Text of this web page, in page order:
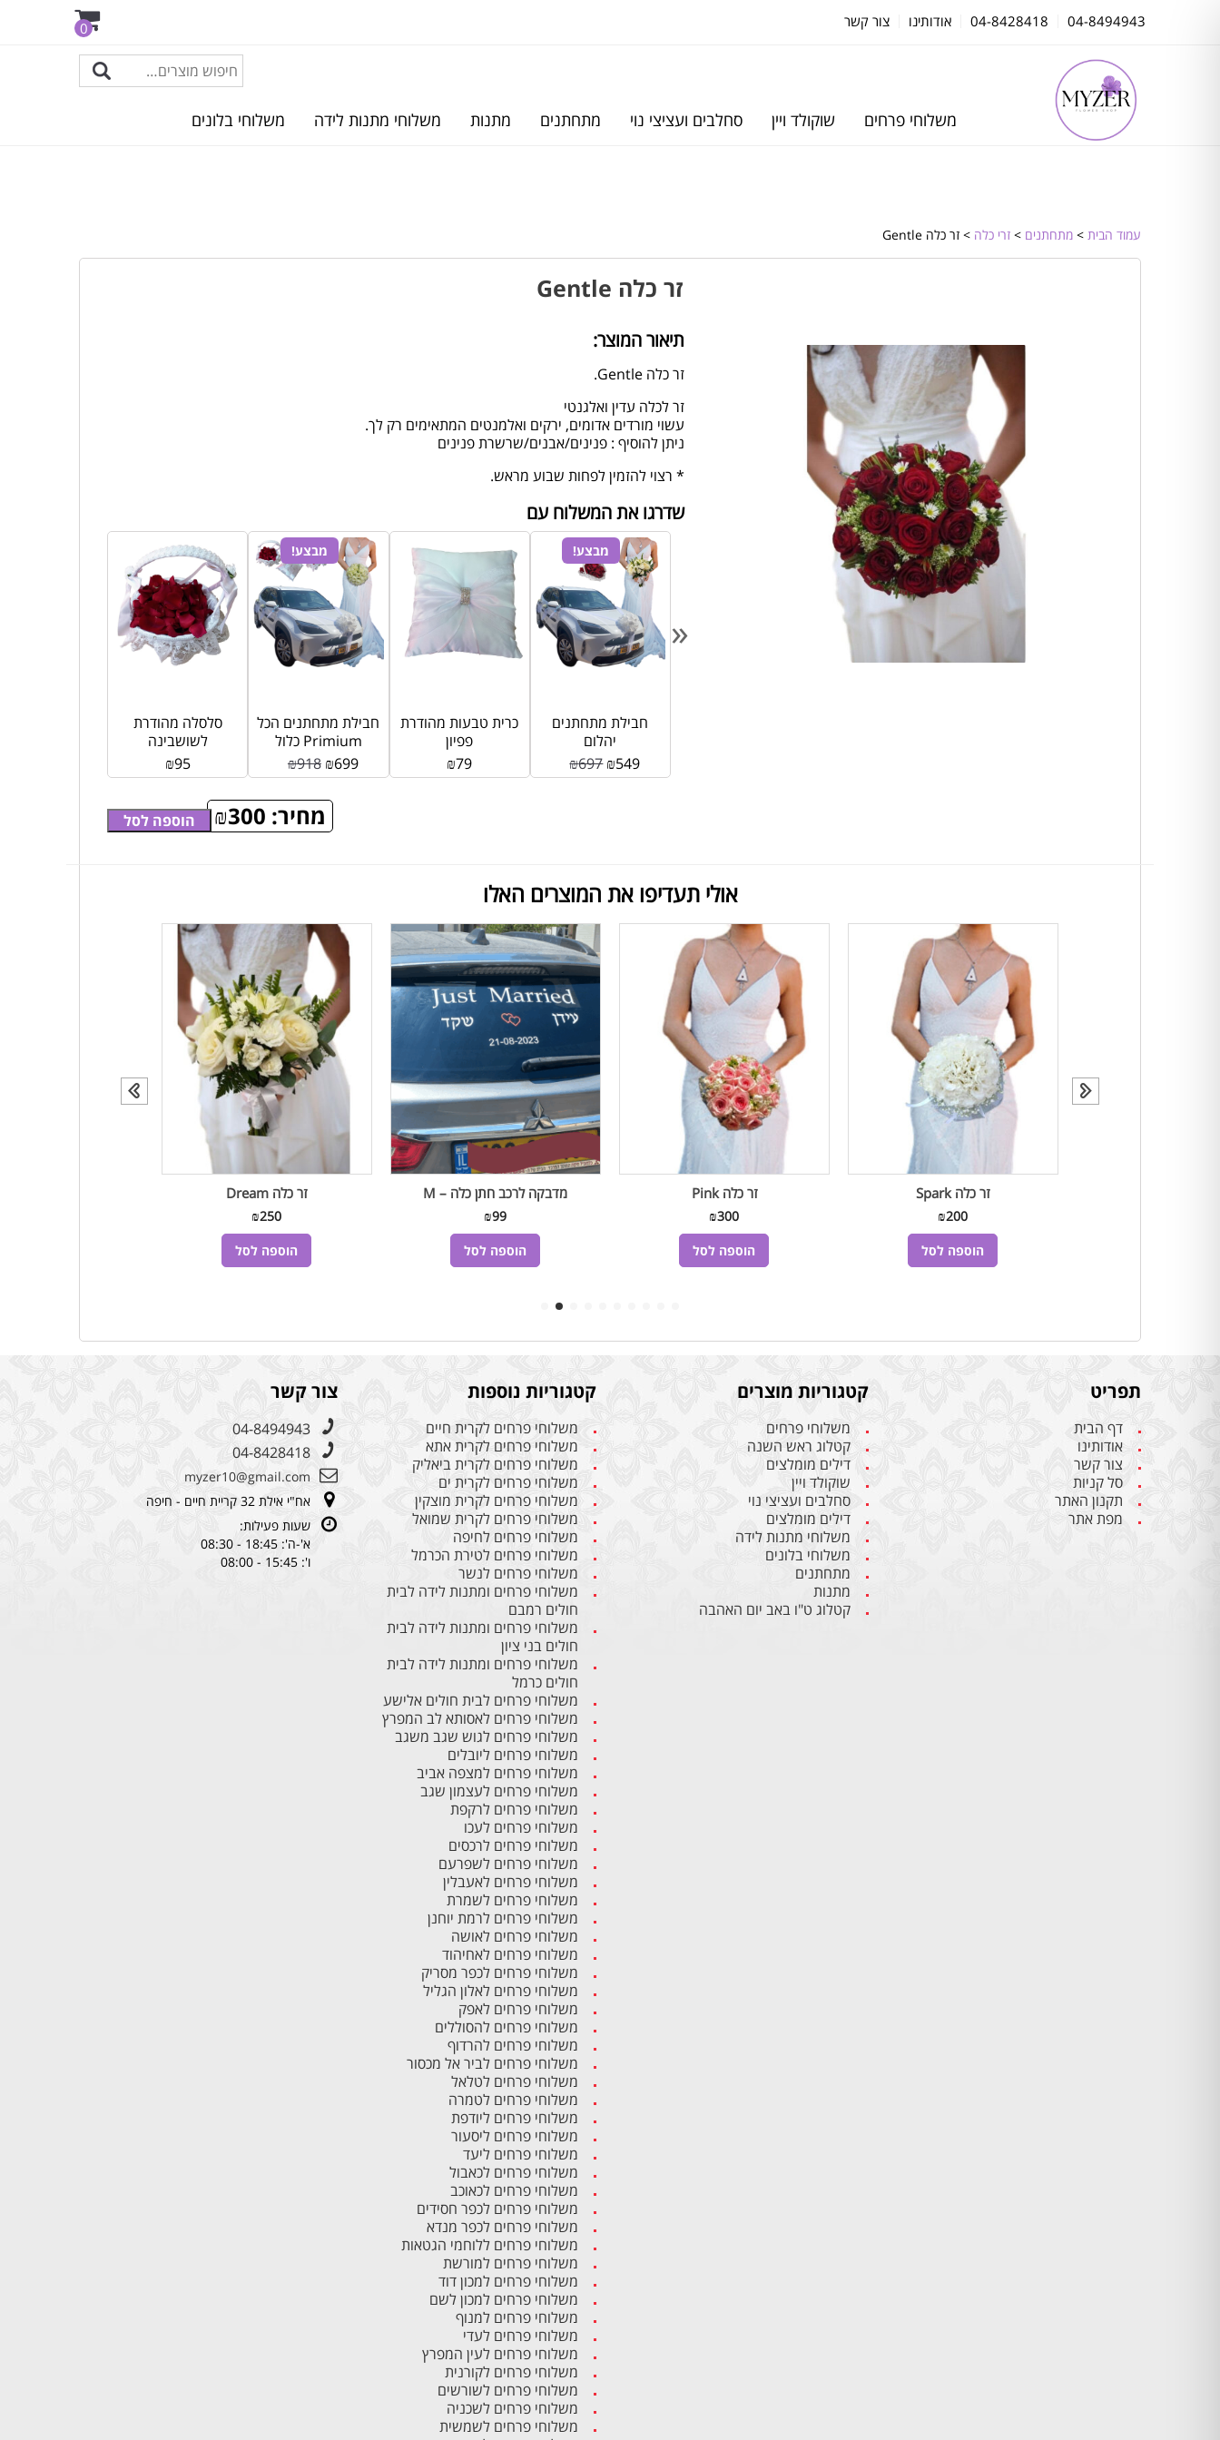
04-8494943
04-8428418 אודותינו צור קשר 0
משלוחי פרחים שוקולד ויין סחלבים ועציצי נוי מתחתנים מתנות משלוחי מתנות לידה משלוחי בלונים
עמוד הבית > מתחתנים > זרי כלה > זר כלה Gentle
זר כלה Gentle
תיאור המוצר:
זר כלה Gentle.
זר לכלה עדין ואלגנטי
עשוי מורדים אדומים, ירקים ואלמנטים המתאימים רק לך.
ניתן להוסיף : פנינים/אבנים/שרשרת פנינים
* רצוי להזמין לפחות שבוע מראש.
מחיר: ₪300 הוספה לסל
שדרגו את המשלוח עם
סלסלה מהודרת
לשושבינה
₪95
מבצע!
חבילת מתחתנים הכל
כלול Primium
₪918 ₪699
כרית טבעות מהודרת
פפיון
₪79
מבצע!
חבילת מתחתנים
יהלום
₪697 ₪549
«
אולי תעדיפו את המוצרים האלו
זר כלה Dream
₪250
הוספה לסל
מדבקה לרכב חתן כלה – M
₪99
הוספה לסל
זר כלה Pink
₪300
הוספה לסל
זר כלה Spark
₪200
הוספה לסל
תפריט
דף הבית
אודותינו
צור קשר
סל קניות
תקנון האתר
מפת אתר
קטגוריות מוצרים
משלוחי פרחים
קטלוג ראש השנה
דילים מומלצים
שוקולד ויין
סחלבים ועציצי נוי
דילים מומלצים
משלוחי מתנות לידה
משלוחי בלונים
מתחתנים
מתנות
קטלוג ט"ו באב יום האהבה
קטגוריות נוספות
משלוחי פרחים לקרית חיים
משלוחי פרחים לקרית אתא
משלוחי פרחים לקרית ביאליק
משלוחי פרחים לקרית ים
משלוחי פרחים לקרית מוצקין
משלוחי פרחים לקרית שמואל
משלוחי פרחים לחיפה
משלוחי פרחים לטירת הכרמל
משלוחי פרחים לנשר
משלוחי פרחים ומתנות לידה לבית
חולים רמבם
משלוחי פרחים ומתנות לידה לבית
חולים בני ציון
משלוחי פרחים ומתנות לידה לבית
חולים כרמל
משלוחי פרחים לבית חולים אלישע
משלוחי פרחים לאסותא לב המפרץ
משלוחי פרחים לגוש שגב משגב
משלוחי פרחים ליובלים
משלוחי פרחים למצפה אביב
משלוחי פרחים לעצמון שגב
משלוחי פרחים לרקפת
משלוחי פרחים לעכו
משלוחי פרחים לרכסים
משלוחי פרחים לשפרעם
משלוחי פרחים לאעבלין
משלוחי פרחים לשמרת
משלוחי פרחים לרמת יוחנן
משלוחי פרחים לאושה
משלוחי פרחים לאחיהוד
משלוחי פרחים לכפר מסריק
משלוחי פרחים לאלון הגליל
משלוחי פרחים לאפק
משלוחי פרחים להסוללים
משלוחי פרחים להרדוף
משלוחי פרחים לביר אל מכסור
משלוחי פרחים לטלאל
משלוחי פרחים לטמרה
משלוחי פרחים ליודפת
משלוחי פרחים ליסעור
משלוחי פרחים ליעד
משלוחי פרחים לכאבול
משלוחי פרחים לכאוכב
משלוחי פרחים לכפר חסידים
משלוחי פרחים לכפר מנדא
משלוחי פרחים ללוחמי הגטאות
משלוחי פרחים למורשת
משלוחי פרחים למכון דוד
משלוחי פרחים למכון לשם
משלוחי פרחים למנוף
משלוחי פרחים לעדי
משלוחי פרחים לעין המפרץ
משלוחי פרחים לקורנית
משלוחי פרחים לשורשים
משלוחי פרחים לשכניה
משלוחי פרחים לשמשית
צור קשר
04-8494943
04-8428418
myzer10@gmail.com
אח"י אילת 32 קריית חיים - חיפה
שעות פעילות:
א'-ה': 18:45 - 08:30
ו': 15:45 - 08:00